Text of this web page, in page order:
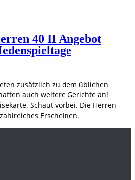
40 II Angebot
zusätzlich zu dem üblichen
auch weitere Gerichte an!
Schaut vorbei. Die Herren
Erscheinen.